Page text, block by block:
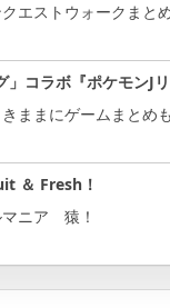
クエストウォークまと
」コラボ『ポケモン
ままにゲームまとめも
＆ Fresh！
マニア 猿！